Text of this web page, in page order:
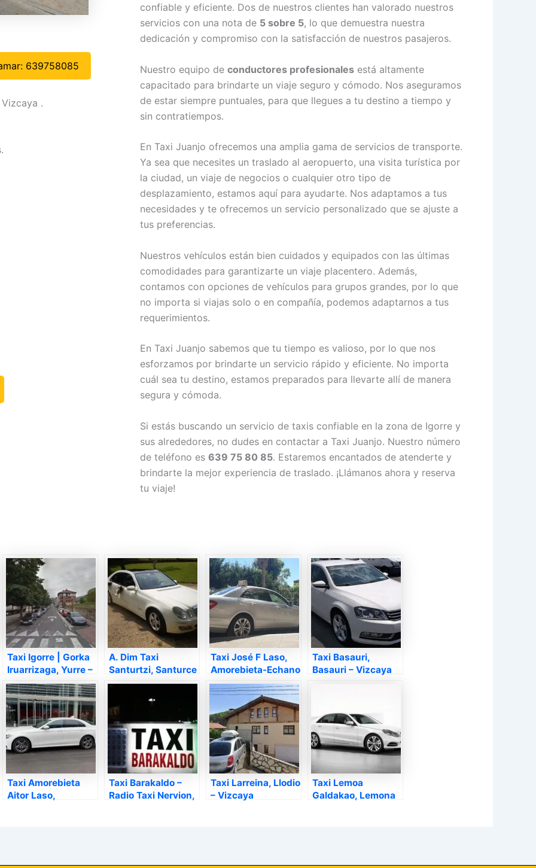
639758085
.
confiable y eficiente. Dos de nuestros clientes han valorado nuestros
servicios con una nota de 5 sobre 5, lo que demuestra nuestra
dedicación y compromiso con la satisfacción de nuestros pasajeros.
Nuestro equipo de conductores profesionales está altamente
capacitado para brindarte un viaje seguro y cómodo. Nos aseguramos
de estar siempre puntuales, para que llegues a tu destino a tiempo y
sin contratiempos.
En Taxi Juanjo ofrecemos una amplia gama de servicios de transporte.
Ya sea que necesites un traslado al aeropuerto, una visita turística por
la ciudad, un viaje de negocios o cualquier otro tipo de
desplazamiento, estamos aquí para ayudarte. Nos adaptamos a tus
necesidades y te ofrecemos un servicio personalizado que se ajuste a
tus preferencias.
Nuestros vehículos están bien cuidados y equipados con las últimas
comodidades para garantizarte un viaje placentero. Además,
contamos con opciones de vehículos para grupos grandes, por lo que
no importa si viajas solo o en compañía, podemos adaptarnos a tus
requerimientos.
En Taxi Juanjo sabemos que tu tiempo es valioso, por lo que nos
esforzamos por brindarte un servicio rápido y eficiente. No importa
cuál sea tu destino, estamos preparados para llevarte allí de manera
segura y cómoda.
Si estás buscando un servicio de taxis confiable en la zona de Igorre y
sus alrededores, no dudes en contactar a Taxi Juanjo. Nuestro número
de teléfono es 639 75 80 85. Estaremos encantados de atenderte y
brindarte la mejor experiencia de traslado. ¡Llámanos ahora y reserva
tu viaje!
Taxi Igorre | Gorka
Iruarrizaga, Yurre –
Vizcaya
A. Dim Taxi
Santurtzi, Santurce
– Vizcaya
Taxi José F Laso,
Amorebieta-Echano
– Vizcaya
Taxi Basauri,
Basauri – Vizcaya
Taxi Amorebieta
Aitor Laso,
Taxi Barakaldo –
Radio Taxi Nervion,
Taxi Larreina, Llodio
– Vizcaya
Taxi Lemoa
Galdakao, Lemona